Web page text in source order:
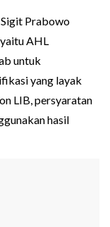
Prabowo
AHL
untuk
yang layak
LIB, persyaratan
hasil